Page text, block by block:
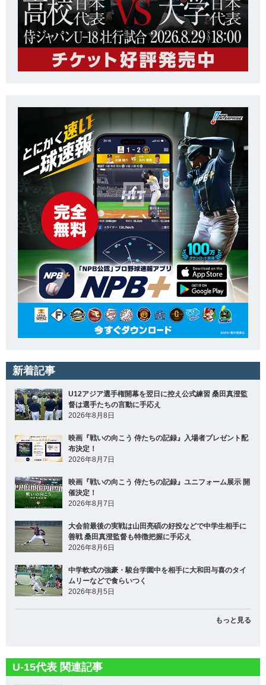
新着記事
U12アジア選手権開幕を翌日に控え公式練習 桑田真澄監
督は選手たちの言動に手応え
2026年8月8日
映画『戦いの向こう 侍たちの記録』入場者プレゼント配
布決定！
2026年8月7日
映画『戦いの向こう 侍たちの記録』ユニフォーム展示 開
催決定！
2026年8月7日
大会前最後の実戦は山田亮碩の好投などで中学生相手に
善戦 桑田真澄監督も特徴把握に手応え
2026年8月6日
中学軟式の強豪・駿台学園中を相手に大和田与喜のタイ
ムリーなどで食らいつく
2026年8月5日
もっと見る
U-15代表 関連記事